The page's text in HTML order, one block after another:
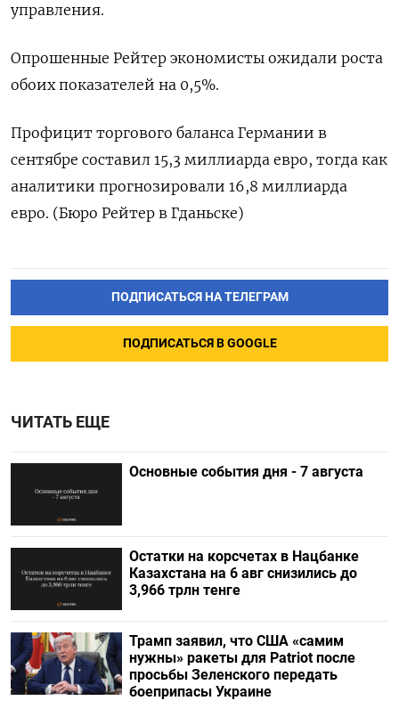
управления.
Опрошенные Рейтер экономисты ожидали роста
обоих показателей на 0,5%.
Профицит торгового баланса Германии в
сентябре составил 15,3 миллиарда евро, тогда как
аналитики прогнозировали 16,8 миллиарда
евро. (Бюро Рейтер в Гданьске)
ПОДПИСАТЬСЯ НА ТЕЛЕГРАМ
ПОДПИСАТЬСЯ В GOOGLE
ЧИТАТЬ ЕЩЕ
Основные события дня - 7 августа
Остатки на корсчетах в Нацбанке
Казахстана на 6 авг снизились до
3,966 трлн тенге
Трамп заявил, что США «самим
нужны» ракеты для Patriot после
просьбы Зеленского передать
боеприпасы Украине